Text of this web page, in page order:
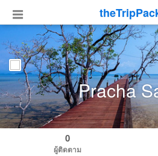
Pracha
0
ผู้ติดตาม